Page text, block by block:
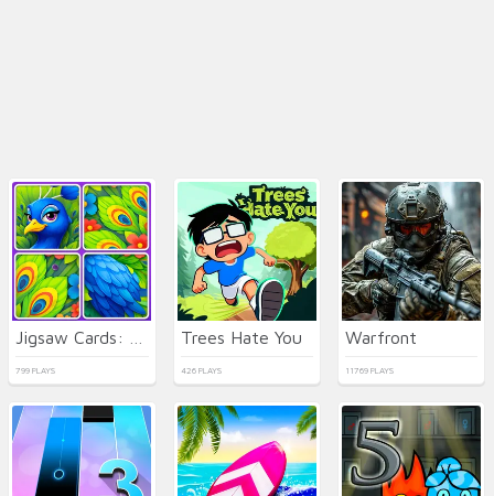
799 PLAYS
Trees Hate You
426 PLAYS
Warfront
11769 PLAYS